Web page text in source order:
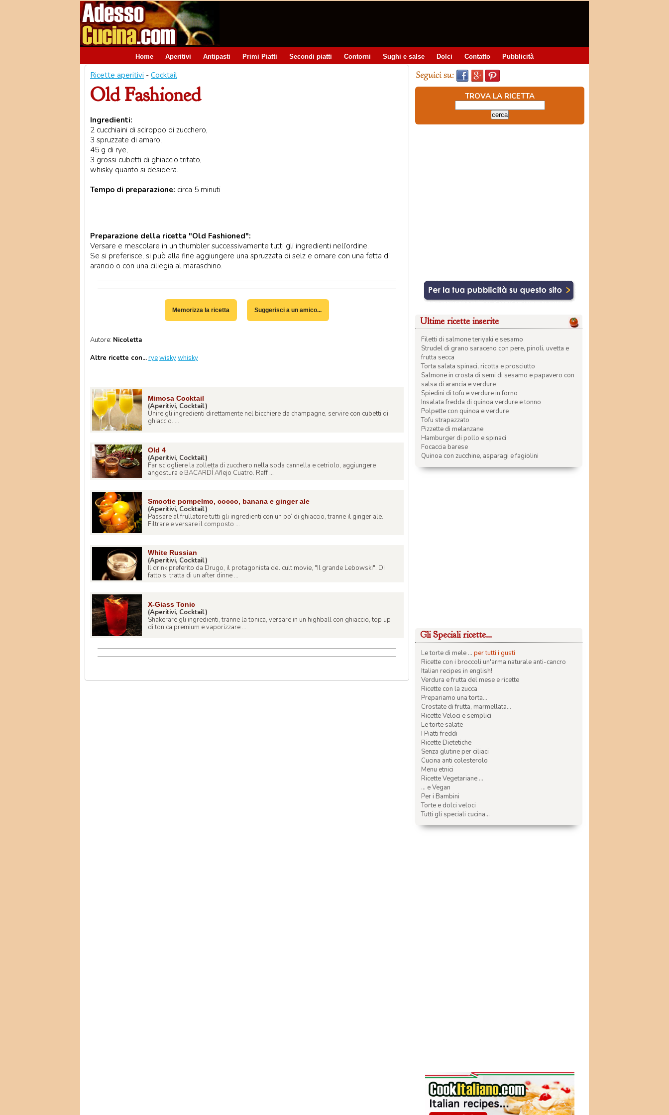
Home Aperitivi Antipasti Primi Piatti Secondi piatti Contorni Sughi e salse Dolci Contatto Pubblicità
Ricette aperitivi - Cocktail
Old Fashioned
Ingredienti:
2 cucchiaini di sciroppo di zucchero,
3 spruzzate di amaro,
45 g di rye,
3 grossi cubetti di ghiaccio tritato,
whisky quanto si desidera.
Tempo di preparazione: circa 5 minuti
Preparazione della ricetta "Old Fashioned":
Versare e mescolare in un thumbler successivamente tutti gli ingredienti nell’ordine.
Se si preferisce, si può alla fine aggiungere una spruzzata di selz e ornare con una fetta di
arancio o con una ciliegia al maraschino.
Memorizza la ricetta Suggerisci a un amico...
Autore: Nicoletta
Altre ricette con...ryewiskywhisky
Mimosa Cocktail
(Aperitivi, Cocktail)
Unire gli ingredienti direttamente nel bicchiere da champagne, servire con cubetti di
ghiaccio. ...
Old 4
(Aperitivi, Cocktail)
Far sciogliere la zolletta di zucchero nella soda cannella e cetriolo, aggiungere
angostura e BACARDÍ Añejo Cuatro. Raff ...
Smootie pompelmo, cocco, banana e ginger ale
(Aperitivi, Cocktail)
Passare al frullatore tutti gli ingredienti con un po’ di ghiaccio, tranne il ginger ale.
Filtrare e versare il composto ...
White Russian
(Aperitivi, Cocktail)
Il drink preferito da Drugo, il protagonista del cult movie, "Il grande Lebowski". Di
fatto si tratta di un after dinne ...
X-Giass Tonic
(Aperitivi, Cocktail)
Shakerare gli ingredienti, tranne la tonica, versare in un highball con ghiaccio, top up
di tonica premium e vaporizzare ...
TROVA LA RICETTA
Ultime ricette inserite
Filetti di salmone teriyaki e sesamo
Strudel di grano saraceno con pere, pinoli, uvetta e
frutta secca
Torta salata spinaci, ricotta e prosciutto
Salmone in crosta di semi di sesamo e papavero con
salsa di arancia e verdure
Spiedini di tofu e verdure in forno
Insalata fredda di quinoa verdure e tonno
Polpette con quinoa e verdure
Tofu strapazzato
Pizzette di melanzane
Hamburger di pollo e spinaci
Focaccia barese
Quinoa con zucchine, asparagi e fagiolini
Gli Speciali ricette...
Le torte di mele ... per tutti i gusti
Ricette con i broccoli un'arma naturale anti-cancro
Italian recipes in english!
Verdura e frutta del mese e ricette
Ricette con la zucca
Prepariamo una torta...
Crostate di frutta, marmellata...
Ricette Veloci e semplici
Le torte salate
I Piatti freddi
Ricette Dietetiche
Senza glutine per ciliaci
Cucina anti colesterolo
Menu etnici
Ricette Vegetariane ...
... e Vegan
Per i Bambini
Torte e dolci veloci
Tutti gli speciali cucina...